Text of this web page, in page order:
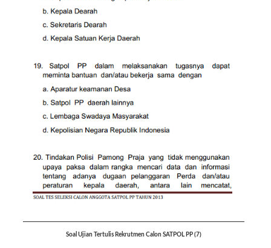
Soal Ujian Tertulis Rekrutmen Calon SATPOL PP (7)